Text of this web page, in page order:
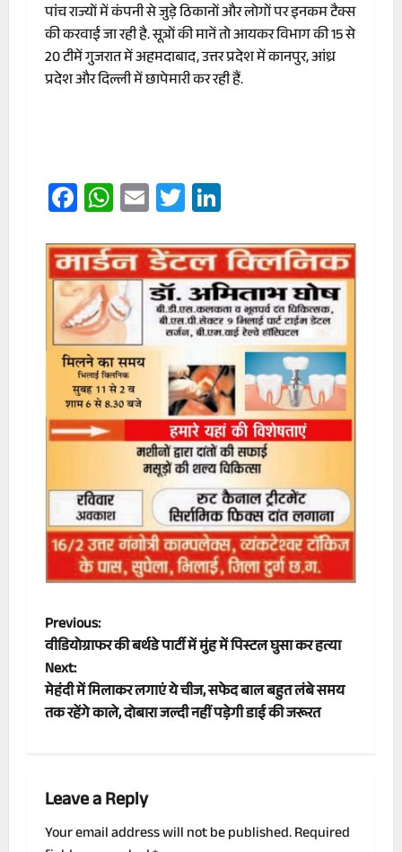
पांच राज्यों में कंपनी से जुड़े ठिकानों और लोगों पर इनकम टैक्स
की करवाई जा रही है. सूत्रों की मानें तो आयकर विभाग की 15 से
20 टीमें गुजरात में अहमदाबाद, उत्तर प्रदेश में कानपुर, आंध्र
प्रदेश और दिल्ली में छापेमारी कर रही हैं.
Facebook
WhatsApp
EmailTwitter
P
o
s
n
a
Previous:
वीडियोग्राफर की बर्थडे पार्टी में मुंह में पिस्टल घुसा कर हत्या
Next:
मेहंदी में मिलाकर लगाएं ये चीज, सफेद बाल बहुत लंबे समय
तक रहेंगे काले, दोबारा जल्दी नहीं पड़ेगी डाई की जरूरत
Leave a Reply
Your email address will not be published.Required